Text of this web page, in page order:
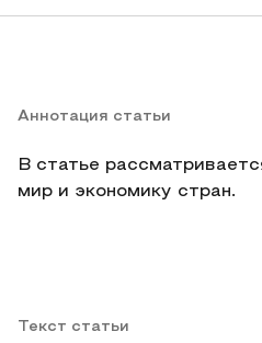
Аннотация статьи
В статье
мир и экономику стран.
Текст статьи